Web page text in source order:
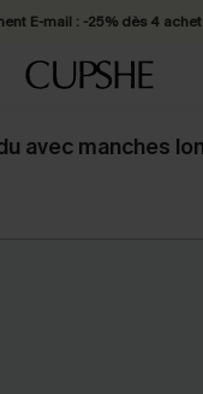
E-mail : -25% dès 4
avec manches